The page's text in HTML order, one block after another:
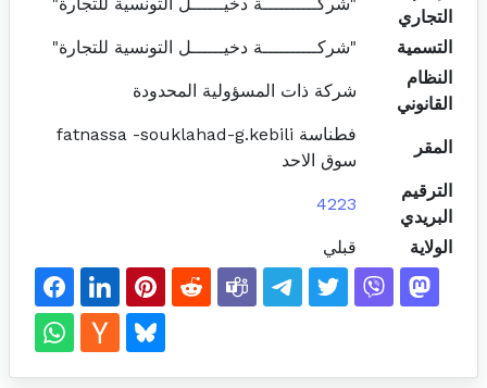
التجاري
التسمية
"شركــــــــــة دخيــــــل التونسية للتجارة"
النظام
القانوني
شركة ذات المسؤولية المحدودة
المقر
فطناسة fatnassa -souklahad-g.kebili
سوق الاحد
الترقيم
البريدي
4223
الولاية قبلي